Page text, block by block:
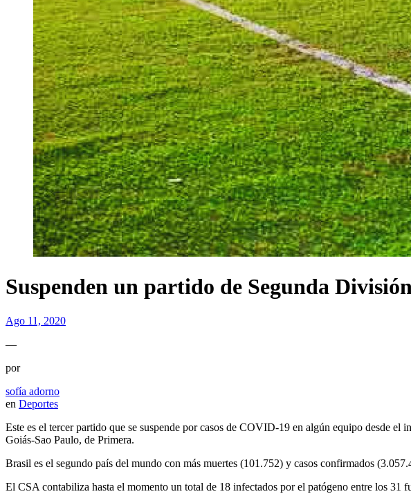
Suspenden un partido de Segunda
Ago 11, 2020
—
por
sofía adorno
en Deportes
Este es el tercer partido que se suspende por casos de COVID-19 en algún equipo desde
Goiás-Sao Paulo, de Primera.
Brasil es el segundo país del mundo con más muertes (101.752) y casos confirmados
El CSA contabiliza hasta el momento un total de 18 infectados por el patógeno entre los